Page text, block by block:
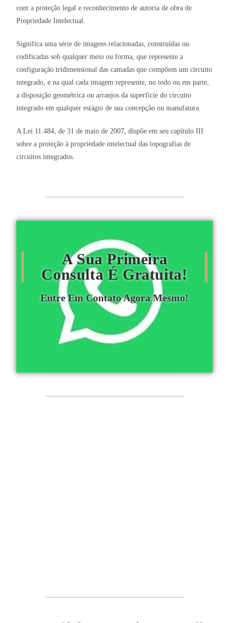
com a proteção legal e reconhecimento de autoria de obra de
Propriedade Intelectual.
Significa uma série de imagens relacionadas, construídas ou
codificadas sob qualquer meio ou forma, que represente a
configuração tridimensional das camadas que compõem um circuito
integrado, e na qual cada imagem represente, no todo ou em parte,
a disposição geométrica ou arranjos da superfície do circuito
integrado em qualquer estágio de sua concepção ou manufatura.
A Lei 11.484, de 31 de maio de 2007, dispõe em seu capítulo III
sobre a proteção à propriedade intelectual das topografias de
circuitos integrados.
A Sua Primeira
Consulta É Gratuita!
Entre Em Contato Agora Mesmo!